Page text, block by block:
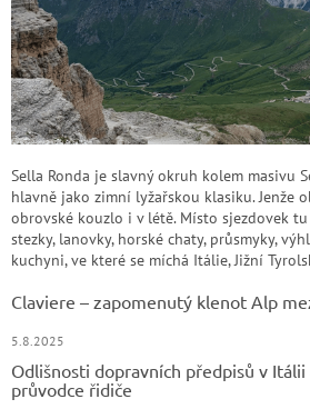
Sella Ronda je slavný okruh kolem masivu
hlavně jako zimní lyžařskou klasiku. Jenže
obrovské kouzlo i v létě. Místo sjezdovek
stezky, lanovky, horské chaty, průsmyky,
kuchyni, ve které se míchá Itálie, Jižní
Claviere – zapomenutý klenot Alp
5.8.2025
Odlišnosti dopravních předpisů v Itálii
průvodce řidiče